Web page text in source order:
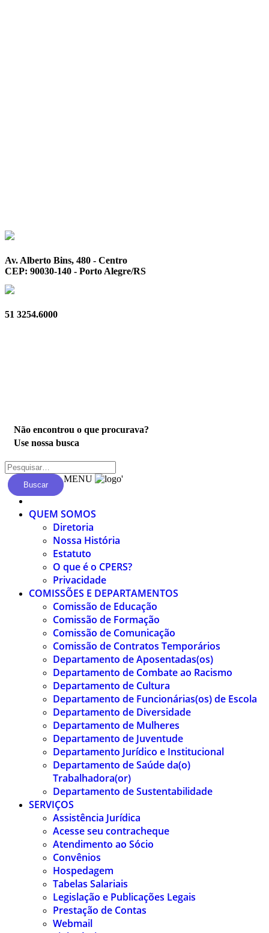
Av. Alberto Bins, 480 - Centro
CEP: 90030-140 - Porto Alegre/RS
51 3254.6000
Não encontrou o que procurava?
Use nossa busca
Buscar
MENU '
QUEM SOMOS
Diretoria
Nossa História
Estatuto
O que é o CPERS?
Privacidade
COMISSÕES E DEPARTAMENTOS
Comissão de Educação
Comissão de Formação
Comissão de Comunicação
Comissão de Contratos Temporários
Departamento de Aposentadas(os)
Departamento de Combate ao Racismo
Departamento de Cultura
Departamento de Funcionárias(os) de Escola
Departamento de Diversidade
Departamento de Mulheres
Departamento de Juventude
Departamento Jurídico e Institucional
Departamento de Saúde da(o)
Trabalhadora(or)
Departamento de Sustentabilidade
SERVIÇOS
Assistência Jurídica
Acesse seu contracheque
Atendimento ao Sócio
Convênios
Hospedagem
Tabelas Salariais
Legislação e Publicações Legais
Prestação de Contas
Webmail